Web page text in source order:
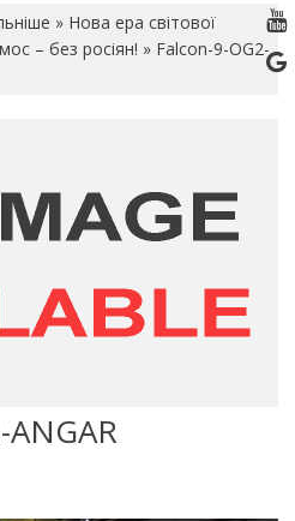
» Нова ера світової
– без росіян! » Falcon-9-OG2-